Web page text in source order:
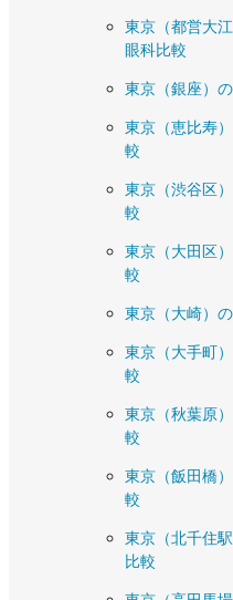
東京（都営大
眼科比較
東京（銀座）
東京（恵比寿
較
東京（渋谷区
較
東京（大田区
較
東京（大崎）
東京（大手町
較
東京（秋葉原
較
東京（飯田橋
較
東京（北千住
比較